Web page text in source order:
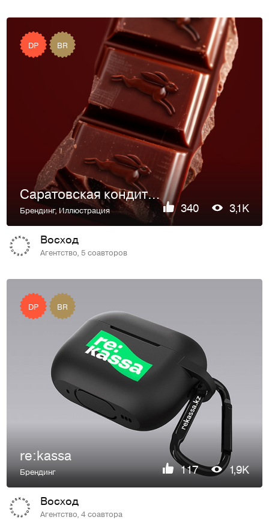
DP BR
Саратовская кондитерская фабрика
Брендинг, Иллюстрация 340 3,1K
Восход
Агентство, 5 соавторов
DP BR
re:kassa
Брендинг 117 1,9K
Восход
Агентство, 4 соавтора